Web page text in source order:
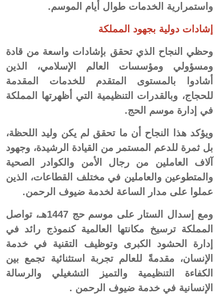
واستمرارية الخدمات طوال أيام الموسم.
إشادات دولية بجهود المملكة
وحظي النجاح الذي تحقق بإشادات واسعة من قادة
ومسؤولي ومؤسسات العالم الإسلامي، الذين
أشادوا بالمستوى المتقدم للخدمات المقدمة
للحجاج، وبالقدرات التنظيمية التي أظهرتها المملكة
في إدارة موسم الحج.
ويؤكد هذا النجاح أن ما تحقق لم يكن وليد اللحظة،
بل ثمرة للدعم المستمر من القيادة الرشيدة، وجهود
آلاف العاملين من رجال الأمن والكوادر الصحية
والمتطوعين والعاملين في مختلف القطاعات، الذين
عملوا على مدار الساعة لخدمة ضيوف الرحمن.
ومع إسدال الستار على موسم حج 1447هـ، تواصل
المملكة ترسيخ مكانتها العالمية كنموذج رائد في
إدارة الحشود الكبرى وتوظيف التقنية في خدمة
الإنسان، مقدمةً للعالم تجربة استثنائية تجمع بين
الكفاءة التنظيمية والتميز التشغيلي والرسالة
الإنسانية في خدمة ضيوف الرحمن .